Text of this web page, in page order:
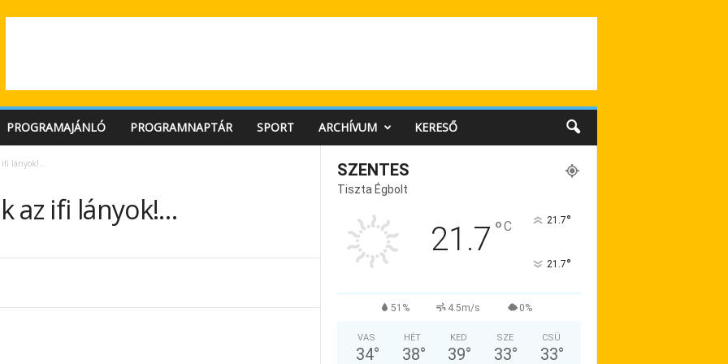
PROGRAMAJÁNLÓ PROGRAMNAPTÁR SPORT ARCHÍVUM KERESŐ
ifi lányok!…
az ifi lányok!…
SZENTES
Tiszta Égbolt
21.7 °C 21.7°
21.7°
51% 4.5m/s 0%
VAS
34°
HÉT
38°
KED
39°
SZE
33°
CSÜ
33°